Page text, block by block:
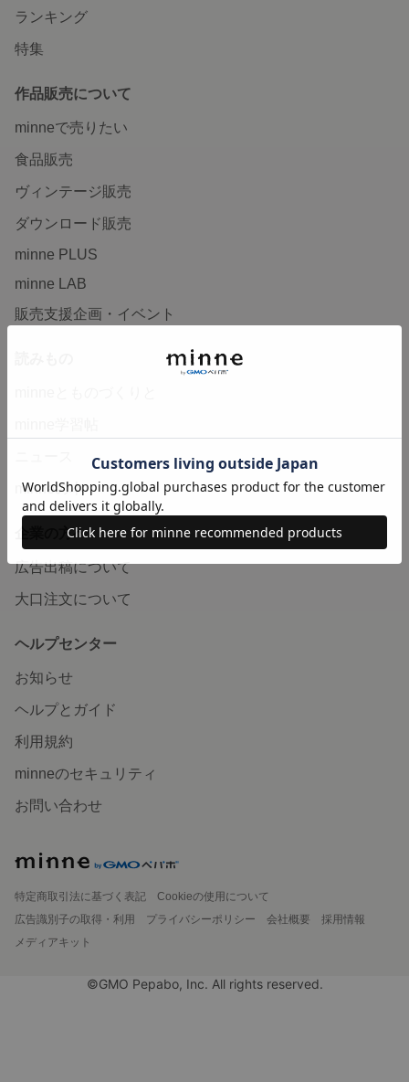
ランキング
特集
作品販売について
minneで売りたい
食品販売
ヴィンテージ販売
ダウンロード販売
minne PLUS
minne LAB
販売支援企画・イベント
minneの本
企業の方へ
広告出稿について
大口注文について
ヘルプセンター
お知らせ
ヘルプとガイド
利用規約
minneのセキュリティ
お問い合わせ
特定商取引法に基づく表記
Cookieの使用について
広告識別子の取得・利用
プライバシーポリシー 会社概要
採用情報
メディアキット
©GMO Pepabo, Inc. All rights reserved.